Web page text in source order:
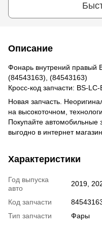
Описание
Фонарь внутрений правый
(84543163), (84543163)
Кросс-код запчасти: BS-
Новая запчасть.
на высокоточном,
Покупайте автомобильные
выгодно в интернет
Характеристики
Год выпуска
авто
2019,
Код запчасти
Тип запчасти
Фары